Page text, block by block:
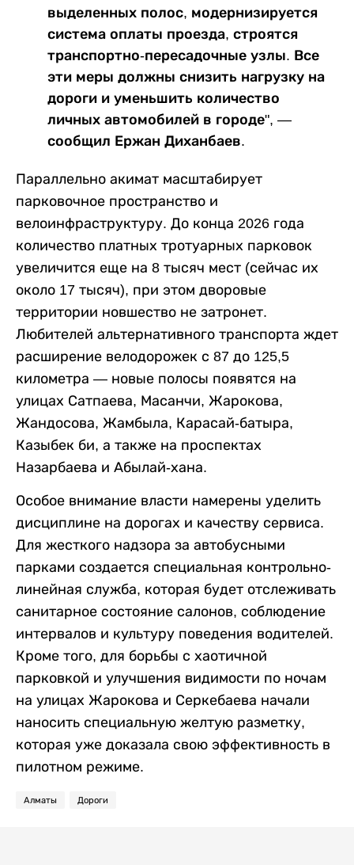
выделенных полос, модернизируется
система оплаты проезда, строятся
транспортно-пересадочные узлы. Все
эти меры должны снизить нагрузку на
дороги и уменьшить количество
личных автомобилей в городе", —
сообщил Ержан Диханбаев.
Параллельно акимат масштабирует
парковочное пространство и
велоинфраструктуру. До конца 2026 года
количество платных тротуарных парковок
увеличится еще на 8 тысяч мест (сейчас их
около 17 тысяч), при этом дворовые
территории новшество не затронет.
Любителей альтернативного транспорта ждет
расширение велодорожек с 87 до 125,5
километра — новые полосы появятся на
улицах Сатпаева, Масанчи, Жарокова,
Жандосова, Жамбыла, Карасай-батыра,
Казыбек би, а также на проспектах
Назарбаева и Абылай-хана.
Особое внимание власти намерены уделить
дисциплине на дорогах и качеству сервиса.
Для жесткого надзора за автобусными
парками создается специальная контрольно-
линейная служба, которая будет отслеживать
санитарное состояние салонов, соблюдение
интервалов и культуру поведения водителей.
Кроме того, для борьбы с хаотичной
парковкой и улучшения видимости по ночам
на улицах Жарокова и Серкебаева начали
наносить специальную желтую разметку,
которая уже доказала свою эффективность в
пилотном режиме.
Алматы Дороги